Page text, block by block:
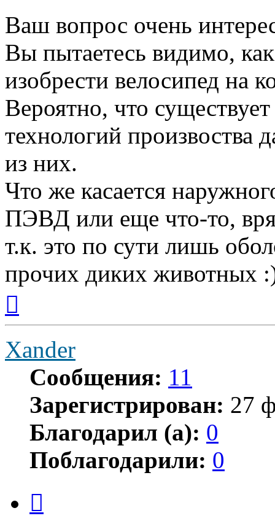
Ваш вопрос очень
Вы пытаетесь видимо,
изобрести велосипед на
Вероятно, что
технологий произвоства
из них.
Что же касается
ПЭВД или еще что-то,
т.к. это по сути лишь
прочих диких животных
началу
Xander
Сообщения: 11
Зарегистрирован: 27
Благодарил (а): 0
Поблагодарили: 0